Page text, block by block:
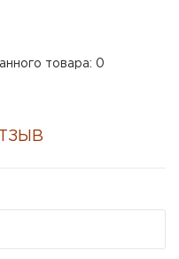
товара: 0